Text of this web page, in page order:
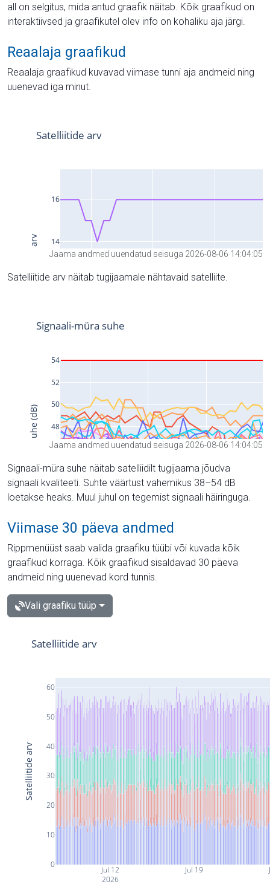
all on selgitus, mida antud graafik näitab. Kõik graafikud on
interaktiivsed ja graafikutel olev info on kohaliku aja järgi.
Reaalaja graafikud
Reaalaja graafikud kuvavad viimase tunni aja andmeid ning
uuenevad iga minut.
Jaama andmed uuendatud seisuga 2026-08-06 14:04:05
Satelliitide arv näitab tugijaamale nähtavaid satelliite.
Jaama andmed uuendatud seisuga 2026-08-06 14:04:05
Signaali-müra suhe näitab satelliidilt tugijaama jõudva
signaali kvaliteeti. Suhte väärtust vahemikus 38–54 dB
loetakse heaks. Muul juhul on tegemist signaali häiringuga.
Viimase 30 päeva andmed
Rippmenüüst saab valida graafiku tüübi või kuvada kõik
graafikud korraga. Kõik graafikud sisaldavad 30 päeva
andmeid ning uuenevad kord tunnis.
Vali graafiku tüüp
Jul 12
2026
Jul 19
0
10
20
30
40
50
60
Satelliitide arv
Satelliitide arv